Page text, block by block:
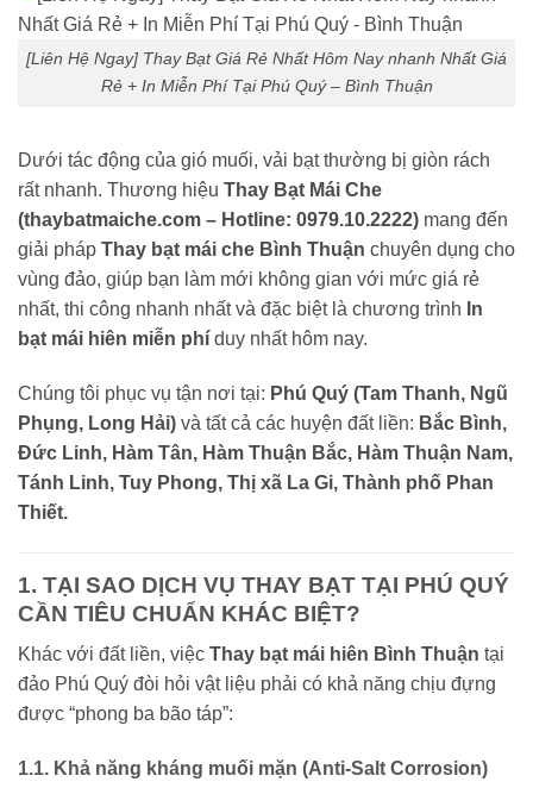
[Liên Hệ Ngay] Thay Bạt Giá Rẻ Nhất Hôm Nay nhanh Nhất Giá
Rẻ + In Miễn Phí Tại Phú Quý – Bình Thuận
Dưới tác động của gió muối, vải bạt thường bị giòn rách
rất nhanh. Thương hiệu Thay Bạt Mái Che
(thaybatmaiche.com – Hotline: 0979.10.2222) mang đến
giải pháp Thay bạt mái che Bình Thuận chuyên dụng cho
vùng đảo, giúp bạn làm mới không gian với mức giá rẻ
nhất, thi công nhanh nhất và đặc biệt là chương trình In
bạt mái hiên miễn phí duy nhất hôm nay.
Chúng tôi phục vụ tận nơi tại: Phú Quý (Tam Thanh, Ngũ
Phụng, Long Hải) và tất cả các huyện đất liền: Bắc Bình,
Đức Linh, Hàm Tân, Hàm Thuận Bắc, Hàm Thuận Nam,
Tánh Linh, Tuy Phong, Thị xã La Gi, Thành phố Phan
Thiết.
1. TẠI SAO DỊCH VỤ THAY BẠT TẠI PHÚ QUÝ
CẦN TIÊU CHUẨN KHÁC BIỆT?
Khác với đất liền, việc Thay bạt mái hiên Bình Thuận tại
đảo Phú Quý đòi hỏi vật liệu phải có khả năng chịu đựng
được “phong ba bão táp”:
1.1. Khả năng kháng muối mặn (Anti-Salt Corrosion)